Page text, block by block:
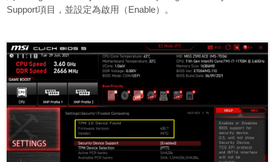
Support項目，並設定為啟用（Enable）。